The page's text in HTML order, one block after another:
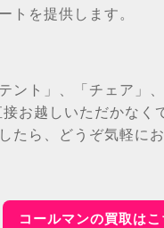
トを提供します。
ント」、「チェア」
お越しいただかなく
ら、どうぞ気軽に
コールマンの買取はこ